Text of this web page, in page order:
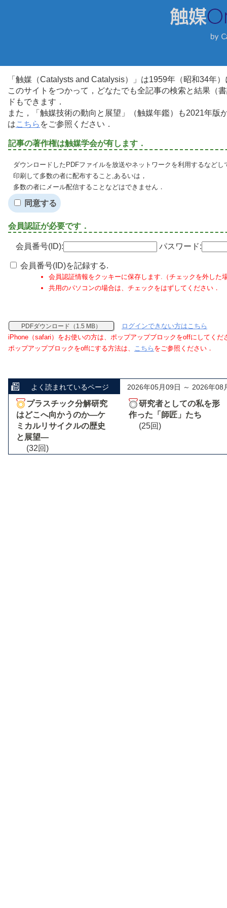
「触媒（Catalysts and Catalysis）」は1959年（昭和34年
このサイトをつかって，どなたでも全記事の検索と結果（
ドもできます．
また，「触媒技術の動向と展望」（触媒年鑑）も2021年
はこちら をご参照ください．
記事の著作権は触媒学会が有します．
ダウンロードしたPDFファイルを放送やネットワークを利用するなど
印刷して多数の者に配布すること,あるいは，
多数の者にメール配信することなどはできません．
同意する
会員認証が必要です．
会員番号(ID): パスワード:
会員番号(ID)を記録する.
会員認証情報をクッキーに保存します.（チェックを外した
共用のパソコンの場合は、チェックをはずしてください．
PDFダウンロード（1.5 MB）
ログインできない方はこちら
iPhone（safari）をお使いの方は、ポップアップブロックをoffにしてくだ
ポップアップブロックをoffにする方法は、 こちら をご参照ください．
よく読まれているページ 2026年05月09日 ～ 2026年08
プラスチック分解研究
はどこへ向かうのか―ケ
ミカルリサイクルの歴史
と展望―
(32回)
研究者としての私を形
作った「師匠」たち
(25回)